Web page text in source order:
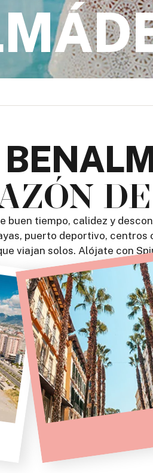
buen tiempo, calidez y
puerto deportivo,
viajan solos. Alójate con